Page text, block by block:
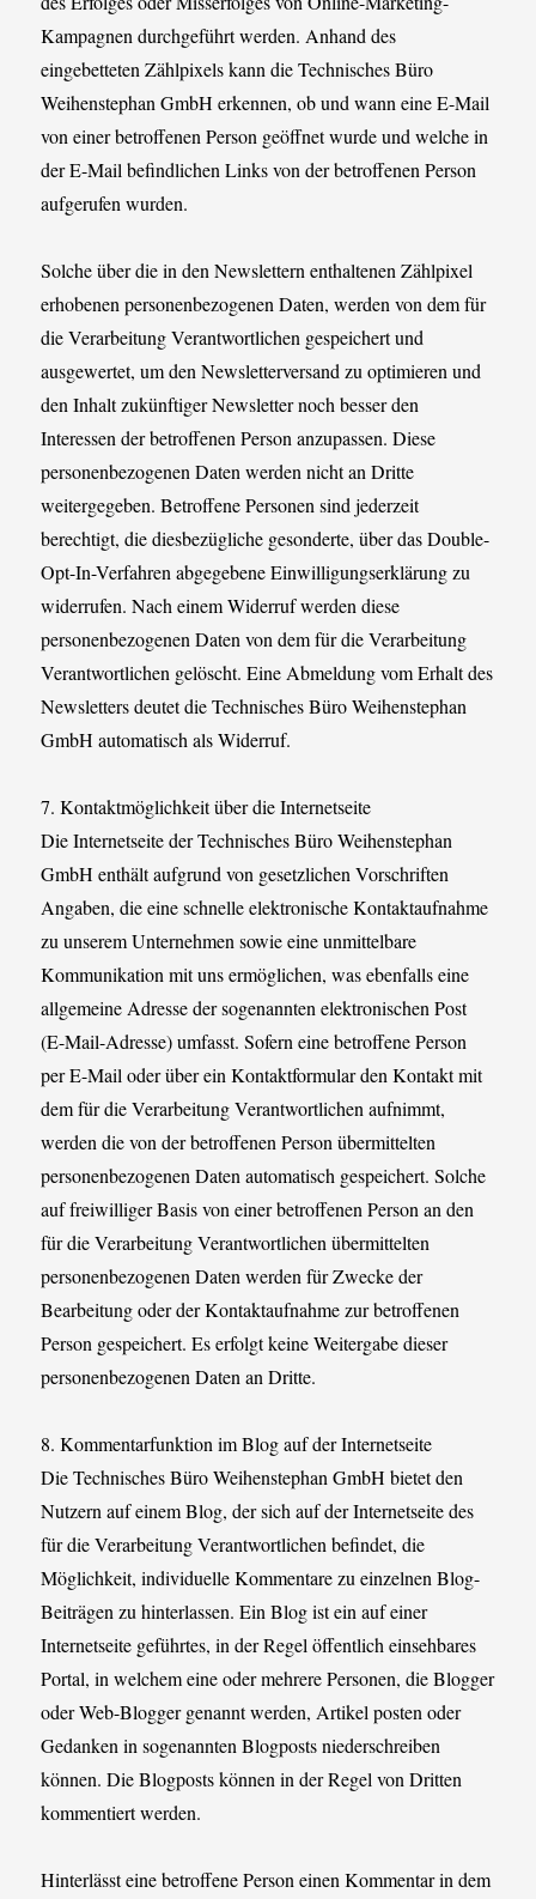
Kampagnen durchgeführt werden. Anhand des
eingebetteten Zählpixels kann die Technisches Büro
Weihenstephan GmbH erkennen, ob und wann eine E-Mail
von einer betroffenen Person geöffnet wurde und welche in
der E-Mail befindlichen Links von der betroffenen Person
aufgerufen wurden.
Solche über die in den Newslettern enthaltenen Zählpixel
erhobenen personenbezogenen Daten, werden von dem für
die Verarbeitung Verantwortlichen gespeichert und
ausgewertet, um den Newsletterversand zu optimieren und
den Inhalt zukünftiger Newsletter noch besser den
Interessen der betroffenen Person anzupassen. Diese
personenbezogenen Daten werden nicht an Dritte
weitergegeben. Betroffene Personen sind jederzeit
berechtigt, die diesbezügliche gesonderte, über das Double-
Opt-In-Verfahren abgegebene Einwilligungserklärung zu
widerrufen. Nach einem Widerruf werden diese
personenbezogenen Daten von dem für die Verarbeitung
Verantwortlichen gelöscht. Eine Abmeldung vom Erhalt des
Newsletters deutet die Technisches Büro Weihenstephan
GmbH automatisch als Widerruf.
7. Kontaktmöglichkeit über die Internetseite
Die Internetseite der Technisches Büro Weihenstephan
GmbH enthält aufgrund von gesetzlichen Vorschriften
Angaben, die eine schnelle elektronische Kontaktaufnahme
zu unserem Unternehmen sowie eine unmittelbare
Kommunikation mit uns ermöglichen, was ebenfalls eine
allgemeine Adresse der sogenannten elektronischen Post
(E-Mail-Adresse) umfasst. Sofern eine betroffene Person
per E-Mail oder über ein Kontaktformular den Kontakt mit
dem für die Verarbeitung Verantwortlichen aufnimmt,
werden die von der betroffenen Person übermittelten
personenbezogenen Daten automatisch gespeichert. Solche
auf freiwilliger Basis von einer betroffenen Person an den
für die Verarbeitung Verantwortlichen übermittelten
personenbezogenen Daten werden für Zwecke der
Bearbeitung oder der Kontaktaufnahme zur betroffenen
Person gespeichert. Es erfolgt keine Weitergabe dieser
personenbezogenen Daten an Dritte.
8. Kommentarfunktion im Blog auf der Internetseite
Die Technisches Büro Weihenstephan GmbH bietet den
Nutzern auf einem Blog, der sich auf der Internetseite des
für die Verarbeitung Verantwortlichen befindet, die
Möglichkeit, individuelle Kommentare zu einzelnen Blog-
Beiträgen zu hinterlassen. Ein Blog ist ein auf einer
Internetseite geführtes, in der Regel öffentlich einsehbares
Portal, in welchem eine oder mehrere Personen, die Blogger
oder Web-Blogger genannt werden, Artikel posten oder
Gedanken in sogenannten Blogposts niederschreiben
können. Die Blogposts können in der Regel von Dritten
kommentiert werden.
Hinterlässt eine betroffene Person einen Kommentar in dem